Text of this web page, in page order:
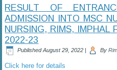
RESULT OF
ADMISSION INTO MSC
NURSING, RIMS, IMPHAL
2022-23
Published August 29, 2022 | By
Click here for details